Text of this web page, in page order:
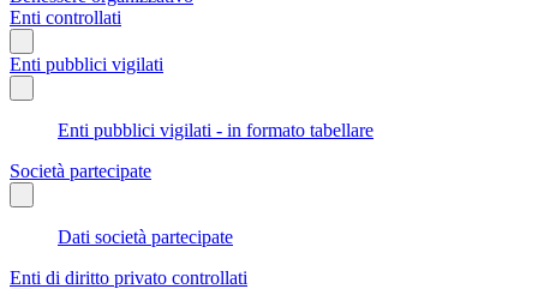
Enti controllati
Enti pubblici vigilati
Enti pubblici vigilati - in formato tabellare
Società partecipate
Dati società partecipate
Enti di diritto privato controllati